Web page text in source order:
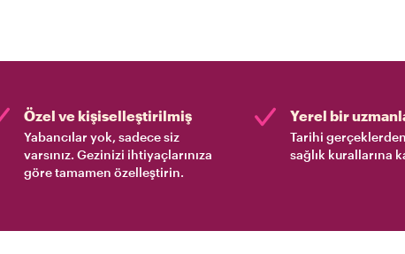
Özel ve kişiselleştirilmiş
Yabancılar yok, sadece siz
varsınız. Gezinizi ihtiyaçlarınıza
göre tamamen özelleştirin.
Yerel bir
Tarihi
sağlık kurallarına